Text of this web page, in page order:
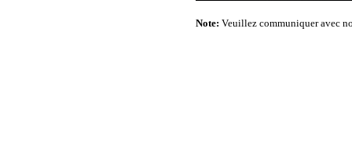
Note: Veuillez communiquer avec